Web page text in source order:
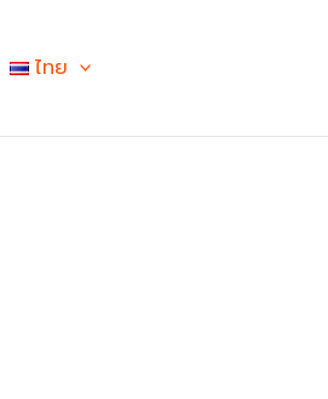
ไทย